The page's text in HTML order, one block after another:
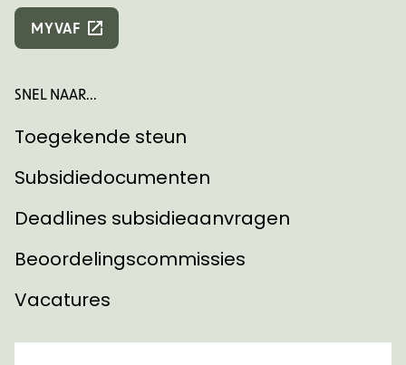
MYVAF
SNEL NAAR...
Toegekende steun
Subsidiedocumenten
Deadlines subsidieaanvragen
Beoordelingscommissies
Vacatures